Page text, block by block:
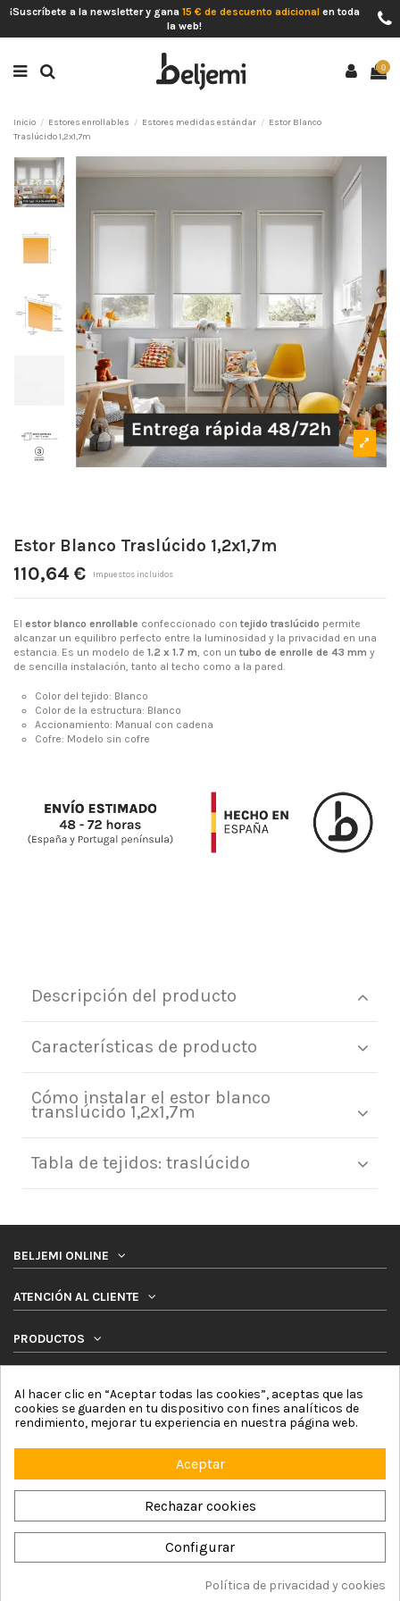
¡Suscríbete a la newsletter y gana 15 € de descuento adicional en toda
la web!
0
Inicio Estores enrollables Estores medidas estándar
Estor Blanco
Traslúcido 1,2x1,7m
Estor Blanco Traslúcido 1,2x1,7m
110,64 € Impuestos incluidos
El estor blanco enrollable confeccionado con tejido traslúcido permite
alcanzar un equilibro perfecto entre la luminosidad y la privacidad en una
estancia. Es un modelo de 1.2 x 1.7 m, con un tubo de enrolle de 43 mm y
de sencilla instalación, tanto al techo como a la pared.
Color del tejido: Blanco
Color de la estructura: Blanco
Accionamiento: Manual con cadena
Cofre: Modelo sin cofre
Añadir a la cesta
Descripción del producto
Características de producto
Cómo instalar el estor blanco
translúcido 1,2x1,7m
Tabla de tejidos: traslúcido
BELJEMI ONLINE
ATENCIÓN AL CLIENTE
PRODUCTOS
NEWSLETTER
Beljemi Online © 2026 by Online Network For4 Commerce, S.L. |
|Política de Cookies|Política de Privacidad|Términos y Condiciones
Al hacer clic en “Aceptar todas las cookies”, aceptas que las
cookies se guarden en tu dispositivo con fines analíticos de
rendimiento, mejorar tu experiencia en nuestra página web.
Aceptar
Rechazar cookies
Configurar
Política de privacidad y cookies